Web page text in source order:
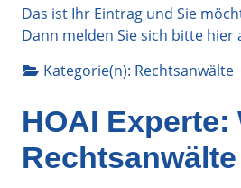
Das ist Ihr Eintrag und Sie
Dann melden Sie sich bitte hier
Kategorie(n): Rechtsanwälte
HOAI Experte:
Rechtsanwälte